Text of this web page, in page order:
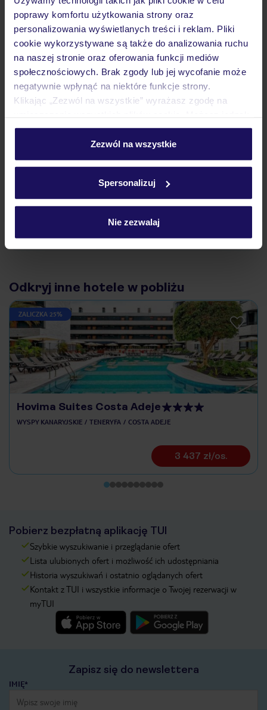
poprawy komfortu użytkowania strony oraz
personalizowania wyświetlanych treści i reklam. Pliki
cookie wykorzystywane są także do analizowania ruchu
na naszej stronie oraz oferowania funkcji mediów
społecznościowych. Brak zgody lub jej wycofanie może
negatywnie wpłynąć na niektóre funkcje strony.
Klikając „Zezwól na wszystkie” wyrażasz zgodę na
personalizować swój wybór wchodząc w zakładkę
Szczegółowe informacje o plikach cookie znajdziesz
Zezwól na wszystkie
Spersonalizuj
Nie zezwalaj
Wyżywienie
Atrakcje
Ważne informacje
Często zadawane pytania
Jak zmienić uczestników/osobę zgłaszającą?
Czy w Hotelu będzie przedstawiciel TUI?
pokładowe/bilety lotnicze?
Zobacz więcej
Odkryj inne hotele w pobliżu
ZALICZKA 25%
Hovima Suites Costa Adeje
WYSPY KANARYJSKIE TENERYFA COSTA ADEJE
3 437 zł/os.
Pobierz bezpłatną aplikację TUI
Szybkie wyszukiwanie i przeglądanie ofert
Lista ulubionych ofert i możliwość ich udostępniania
Historia wyszukiwań i ostatnio oglądanych ofert
Kontakt z TUI i wszystkie informacje o Twojej rezerwacji w
myTUI
Zapisz się do newslettera
IMIĘ*